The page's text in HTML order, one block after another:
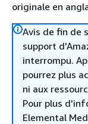
originale en
Avis de fin de
support
interrompu.
pourrez plus
ni aux
Pour plus
Elemental